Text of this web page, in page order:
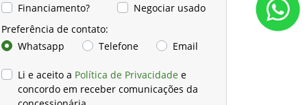
Financiamento?
Negociar usado
Preferência de contato:
Whatsapp
Telefone Email
Li e aceito a Política de Privacidade e
concordo em receber comunicações da